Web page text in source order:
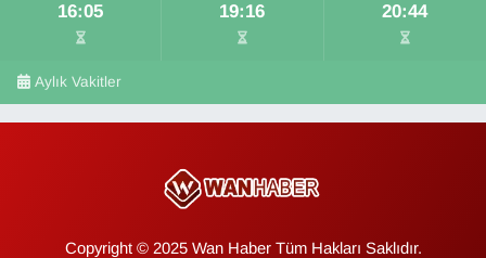
16:05 19:16 20:44
Aylık Vakitler
Copyright © 2025 Wan Haber Tüm Hakları Saklıdır.